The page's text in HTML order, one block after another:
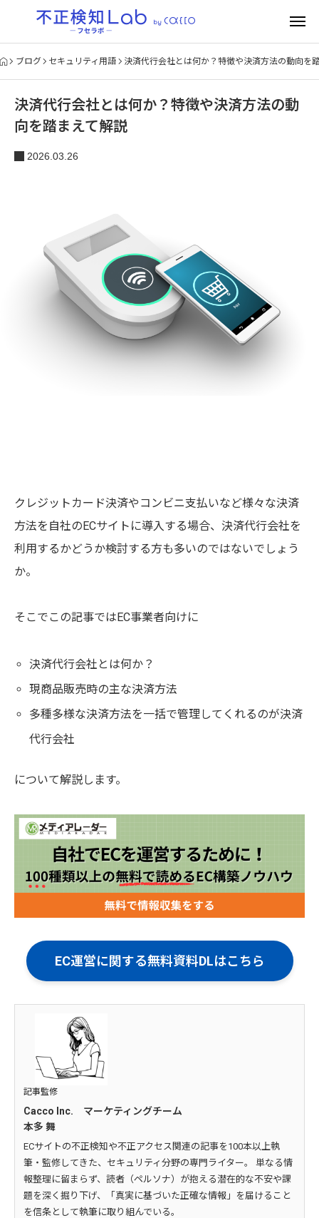
ブログ セキュリティ用語 決済代行会社とは何か？特徴や決済方法の動向を
決済代行会社とは何か？特徴や決済方法の動
向を踏まえて解説
2026.03.26
クレジットカード決済やコンビニ支払いなど様々な決済
方法を自社のECサイトに導入する場合、決済代行会社を
利用するかどうか検討する方も多いのではないでしょう
か。
そこでこの記事ではEC事業者向けに
決済代行会社とは何か？
現商品販売時の主な決済方法
多種多様な決済方法を一括で管理してくれるのが決済
代行会社
について解説します。
EC運営に関する無料資料DLはこちら
記事監修
Cacco Inc. マーケティングチーム
本多 舞
ECサイトの不正検知や不正アクセス関連の記事を100本以上執
筆・監修してきた、セキュリティ分野の専門ライター。 単なる情
報整理に留まらず、読者（ペルソナ）が抱える潜在的な不安や課
題を深く掘り下げ、「真実に基づいた正確な情報」を届けること
を信条として執筆に取り組んでいる。